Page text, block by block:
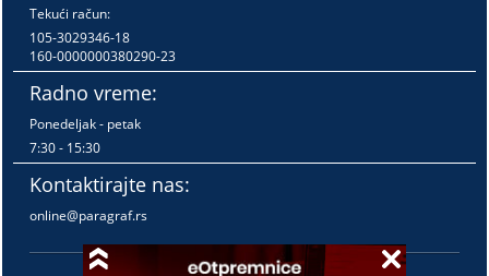
Tekući račun:
105-3029346-18
160-0000000380290-23
Radno vreme:
Ponedeljak - petak
7:30 - 15:30
Kontaktirajte nas:
online@paragraf.rs